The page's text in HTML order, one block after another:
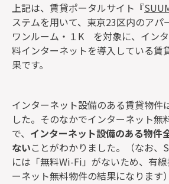
上記は、賃貸ポータルサイト『
ステムを用いて、東京23区内のアパ
ワンルーム・１K を対象に、イン
料インターネットを導入している賃
果です。
インターネット設備のある賃貸物件
した。そのなかでインターネット無
で、 インターネット設備のある物件
ないことがわかりました。（なお、
には「無料Wi-Fi」がないため、有
ーネット無料物件の結果になります）